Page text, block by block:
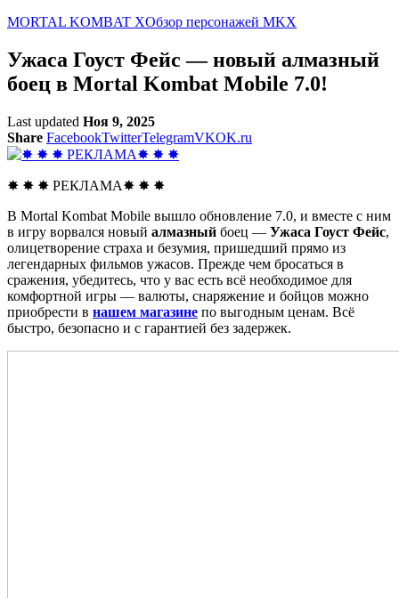
MORTAL KOMBAT XОбзор персонажей MKX
Ужаса Гоуст Фейс — новый алмазный
боец в Mortal Kombat Mobile 7.0!
Last updated Ноя 9, 2025
Share FacebookTwitterTelegramVKOK.ru
✸ ✸ ✸ РЕКЛАМА✸ ✸ ✸
В Mortal Kombat Mobile вышло обновление 7.0, и вместе с ним
в игру ворвался новый алмазный боец — Ужаса Гоуст Фейс,
олицетворение страха и безумия, пришедший прямо из
легендарных фильмов ужасов. Прежде чем бросаться в
сражения, убедитесь, что у вас есть всё необходимое для
комфортной игры — валюты, снаряжение и бойцов можно
приобрести в нашем магазине по выгодным ценам. Всё
быстро, безопасно и с гарантией без задержек.